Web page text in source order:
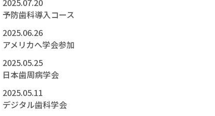
2025.07.20
予防歯科導入コース
2025.06.26
アメリカへ学会参加
2025.05.25
日本歯周病学会
2025.05.11
デジタル歯科学会